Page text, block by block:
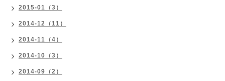
2015-01（3）
2014-12（11）
2014-11（4）
2014-10（3）
2014-09（2）